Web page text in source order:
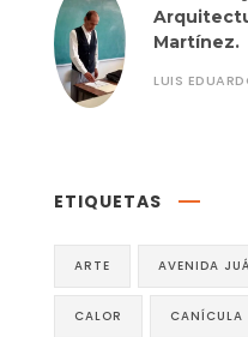
Martínez.
LUIS
ETIQUETAS
ARTE AVENIDA
CALOR CANÍCULA